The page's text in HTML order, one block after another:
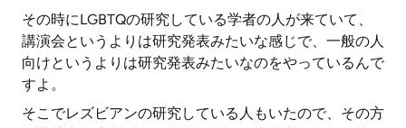
その時にLGBTQの研究している学者の人が来ていて、
講演会というよりは研究発表みたいな感じで、一般の人
向けというよりは研究発表みたいなのをやっているんで
すよ。
そこでレズビアンの研究している人もいたので、その方